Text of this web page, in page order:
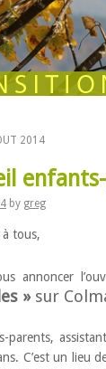
2014
by greg
tous,
annoncer
» sur
parents,
C’est un lieu